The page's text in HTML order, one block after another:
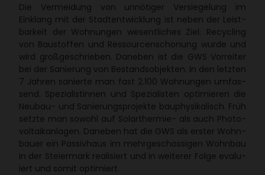
Die Vermei­dung von unnö­tiger Versie­ge­lung im
Einklang mit der Stadt­ent­wick­lung ist neben der Leist­
bar­keit der Wohnungen wesent­li­ches Ziel. Recy­cling
von Baustoffen und Ressour­cen­scho­nung wurde und
wird groß­ge­schrieben. Daneben ist die GWS Vorreiter
bei der Sanie­rung von Bestands­ob­jekten. In den letzten
7 Jahren sanierte man fast 2.100 Wohnungen umfas­
send. Spezia­lis­tinnen und Spezia­listen opti­mieren die
Neubau- und Sanie­rungs­pro­jekte bauphy­si­ka­lisch. Früh
setzte man sowohl auf Solar­thermie- als auch Photo­
vol­ta­ik­an­lagen. Daneben hat die GWS als erster Wohn­
bauer ein Passiv­haus im mehr­ge­schos­sigen Wohnbau
in der Stei­er­mark reali­siert und in weiterer Folge evalu­
iert und somit opti­miert.